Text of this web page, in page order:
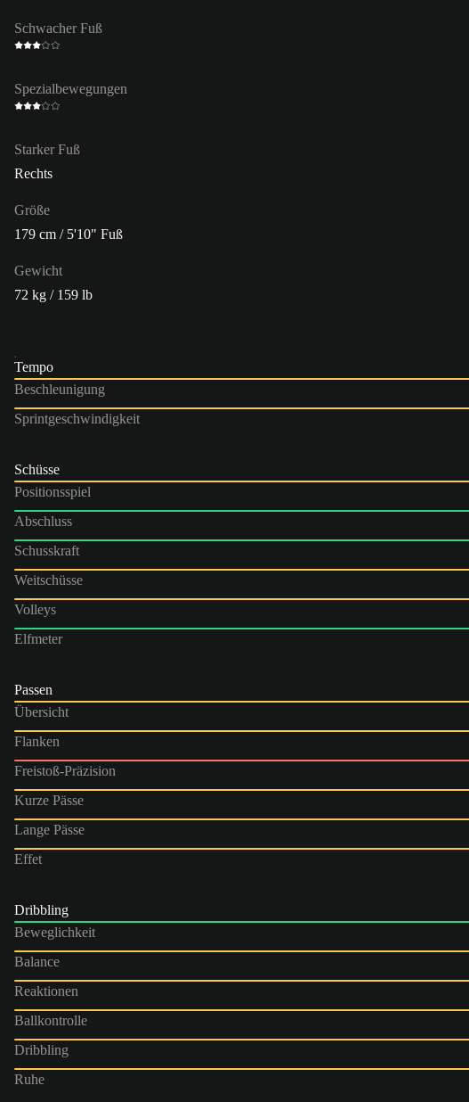
Schwacher Fuß
Spezialbewegungen
Starker Fuß
Rechts
Größe
179 cm / 5'10" Fuß
Gewicht
72 kg / 159 lb
Tempo
Beschleunigung
Sprintgeschwindigkeit
Schüsse
Positionsspiel
Abschluss
Schusskraft
Weitschüsse
Volleys
Elfmeter
Passen
Übersicht
Flanken
Freistoß-Präzision
Kurze Pässe
Lange Pässe
Effet
Dribbling
Beweglichkeit
Balance
Reaktionen
Ballkontrolle
Dribbling
Ruhe